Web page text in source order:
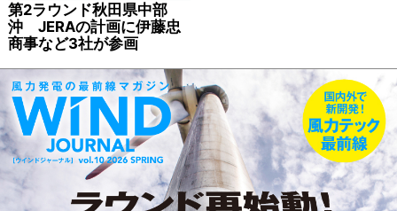
第2ラウンド秋田県中部
沖 JERAの計画に伊藤忠
商事など3社が参画